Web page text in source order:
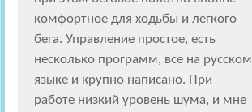
комфортное для ходьбы и легкого
бега. Управление простое, есть
несколько программ, все на русском
языке и крупно написано. При
работе низкий уровень шума, и мне